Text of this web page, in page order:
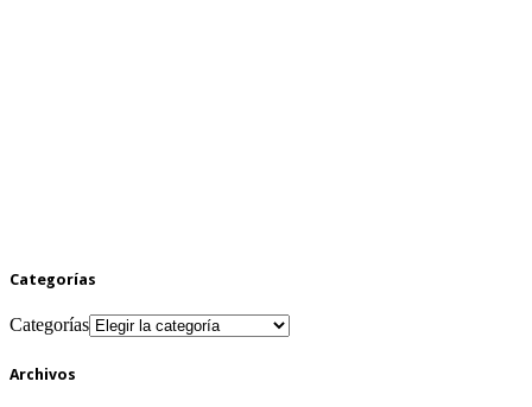
Categorías
Categorías
Archivos